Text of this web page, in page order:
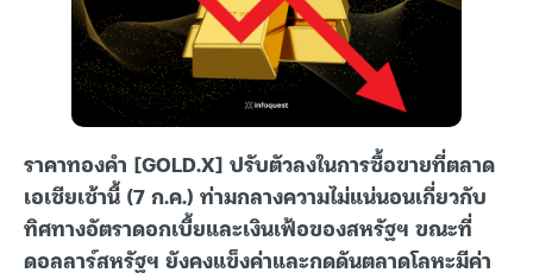
ราคาทองคำ [GOLD.X] ปรับตัวลงในการซื้อขายที่ตลาด
เอเชียเช้านี้ (7 ก.ค.) ท่ามกลางความไม่แน่นอนเกี่ยวกับ
ทิศทางอัตราดอกเบี้ยและเงินเฟ้อของสหรัฐฯ ขณะที่
ดอลลาร์สหรัฐฯ ยังคงแข็งค่าและกดดันตลาดโลหะมีค่า